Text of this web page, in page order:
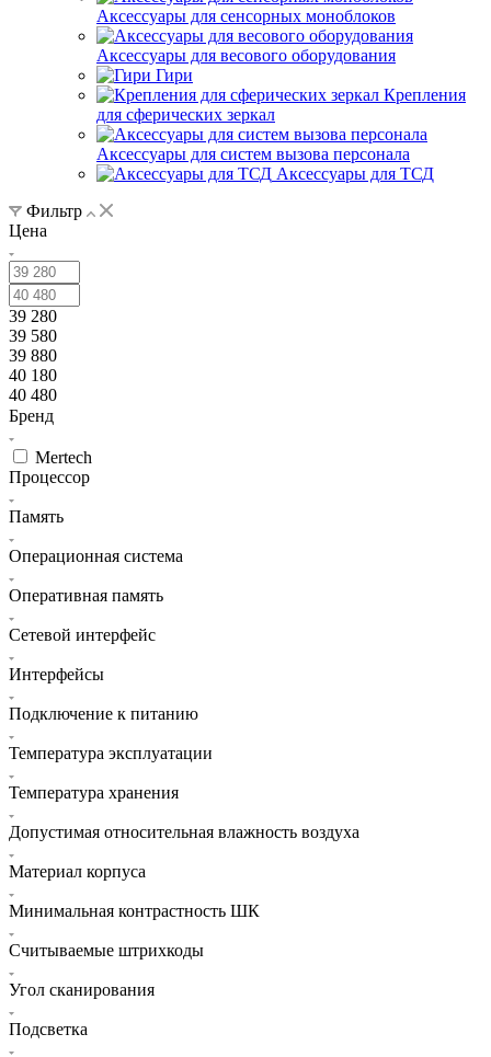
Аксессуары для сенсорных моноблоков
Аксессуары для весового оборудования
Гири
Крепления
для сферических зеркал
Аксессуары для систем вызова персонала
Аксессуары для ТСД
Фильтр
Цена
39 280
39 580
39 880
40 180
40 480
Бренд
Mertech
Процессор
Память
Операционная система
Оперативная память
Сетевой интерфейс
Интерфейсы
Подключение к питанию
Температура эксплуатации
Температура хранения
Допустимая относительная влажность воздуха
Материал корпуса
Минимальная контрастность ШК
Считываемые штрихкоды
Угол сканирования
Подсветка